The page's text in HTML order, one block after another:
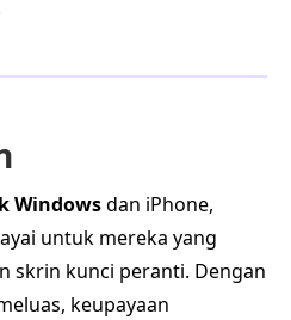
Windowsdan iPhone,
untuk mereka yang
skrin kunci peranti. Dengan
keupayaan